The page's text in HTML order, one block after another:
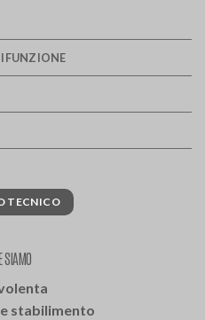
TECNICO
SIAMO
stabilimento